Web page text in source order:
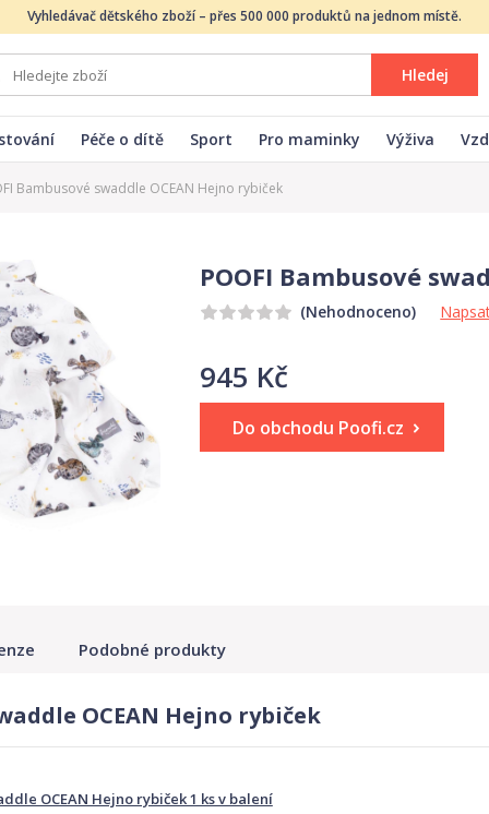
Vyhledávač dětského zboží – přes 500 000 produktů na jednom místě.
Hledej
Péče o dítě Sport Pro maminky Výživa
Bambusové swaddle OCEAN Hejno rybiček
POOFI Bambusové
(Nehodnoceno)
945 Kč
Do obchodu Poofi.cz
Podobné produkty
OCEAN Hejno rybiček
OCEAN Hejno rybiček 1 ks v balení